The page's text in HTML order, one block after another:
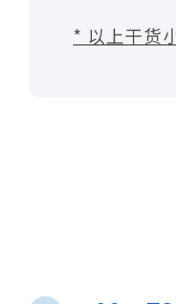
* 以上干货